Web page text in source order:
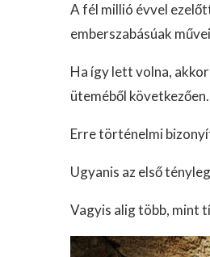
A fél millió évvel
emberszabásúak
Ha így lett volna,
üteméből következően.
Erre történelmi
Ugyanis az első
Vagyis alig több, mint